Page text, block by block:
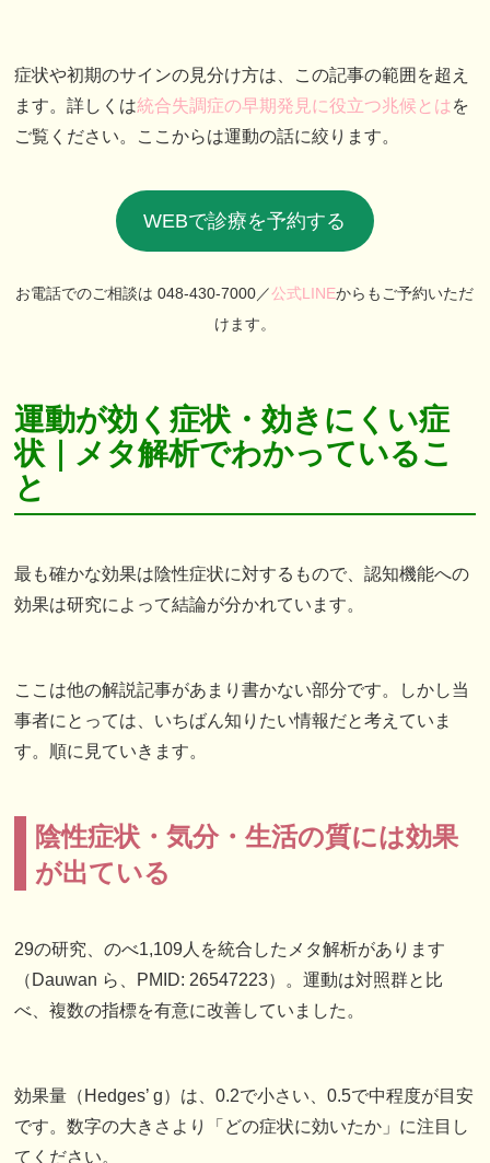
症状や初期のサインの見分け方は、この記事の範囲を超え
ます。詳しくは統合失調症の早期発見に役立つ兆候とはを
ご覧ください。ここからは運動の話に絞ります。
WEBで診療を予約する
お電話でのご相談は 048-430-7000／公式LINEからもご予約いただ
けます。
運動が効く症状・効きにくい症
状｜メタ解析でわかっているこ
と
最も確かな効果は陰性症状に対するもので、認知機能への
効果は研究によって結論が分かれています。
ここは他の解説記事があまり書かない部分です。しかし当
事者にとっては、いちばん知りたい情報だと考えていま
す。順に見ていきます。
陰性症状・気分・生活の質には効果
が出ている
29の研究、のべ1,109人を統合したメタ解析があります
（Dauwan ら、PMID: 26547223）。運動は対照群と比
べ、複数の指標を有意に改善していました。
効果量（Hedges’ g）は、0.2で小さい、0.5で中程度が目安
です。数字の大きさより「どの症状に効いたか」に注目し
てください。